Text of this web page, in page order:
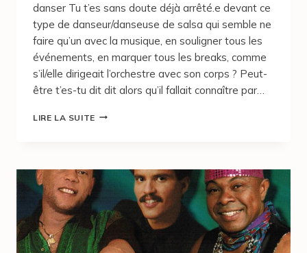
danser Tu t’es sans doute déjà arrêté.e devant ce
type de danseur/danseuse de salsa qui semble ne
faire qu’un avec la musique, en souligner tous les
événements, en marquer tous les breaks, comme
s’il/elle dirigeait l’orchestre avec son corps ? Peut-
être t’es-tu dit dit alors qu’il fallait connaître par…
LIRE LA SUITE